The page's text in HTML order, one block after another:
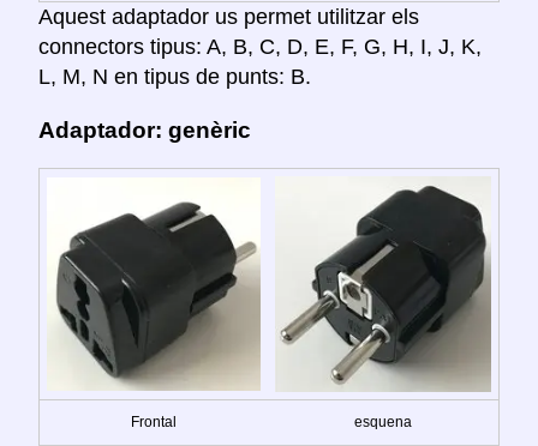
Aquest adaptador us permet utilitzar els
connectors tipus: A, B, C, D, E, F, G, H, I, J, K,
L, M, N en tipus de punts: B.
Adaptador: genèric
Frontal esquena